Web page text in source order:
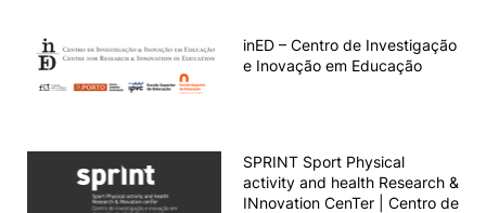
Alunos
Candidaturas
inED – Centro de Investigação
e Inovação em Educação
SPRINT Sport Physical
activity and health Research &
INnovation CenTer | Centro de